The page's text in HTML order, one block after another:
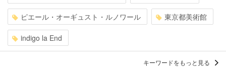
ピエール・オーギュスト・ルノワール 東京都美術館
indigo la End
キーワードをもっと見る